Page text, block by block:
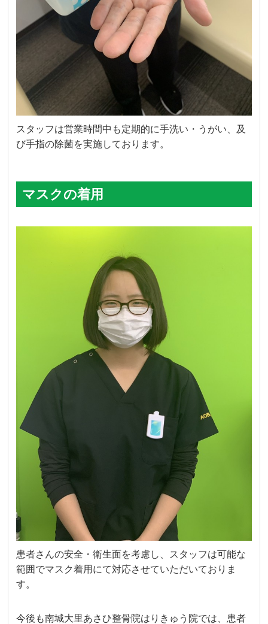
スタッフは営業時間中も定期的に手洗い・うがい、及
び手指の除菌を実施しております。
マスクの着用
患者さんの安全・衛生面を考慮し、スタッフは可能な
範囲でマスク着用にて対応させていただいておりま
す。
今後も南城大里あさひ整骨院はりきゅう院では、患者